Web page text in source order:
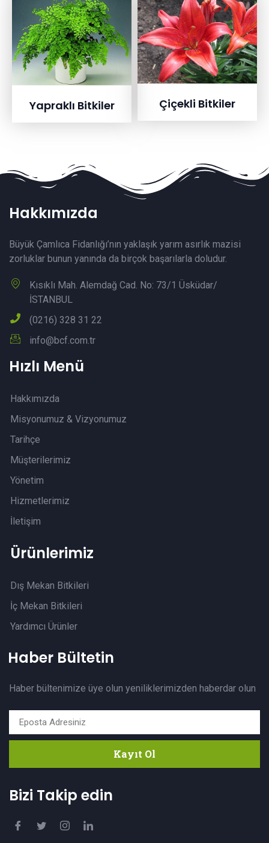
Yapraklı Bitkiler Çiçekli Bitkiler
Hakkımızda
Büyük Çamlıca Fidanlığı’nın yaklaşık yarım asırlık mazisi
zorluklar bunun yanında da birçok başarılarla doludur.
Kısıklı Mah. Alemdağ Cad. No: 73/1 Üsküdar/
İSTANBUL
(0216) 328 31 22
info@bcf.com.tr
Hızlı Menü
Hakkımızda
Misyonumuz & Vizyonumuz
Tarihçe
Müşterilerimiz
Yönetim
Hizmetlerimiz
İletişim
Ürünlerimiz
Dış Mekan Bitkileri
İç Mekan Bitkileri
Yardımcı Ürünler
Haber Bültetin
Haber bültenimize üye olun yeniliklerimizden haberdar olun
Kayıt Ol
Bizi Takip edin